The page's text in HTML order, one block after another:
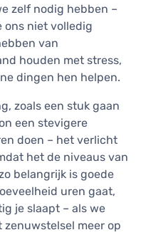
zelf nodig hebben –
ons niet volledig
van
houden met stress,
dingen hen helpen.
zoals een stuk gaan
een stevigere
doen – het verlicht
het de niveaus van
belangrijk is goede
uren gaat,
je slaapt – als we
meer op